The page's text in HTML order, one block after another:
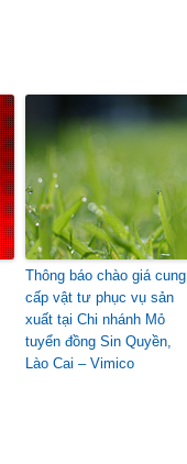
Thông báo chào giá cung
cấp vật tư phục vụ sản
xuất tại Chi nhánh Mỏ
tuyển đồng Sin Quyền,
Lào Cai – Vimico